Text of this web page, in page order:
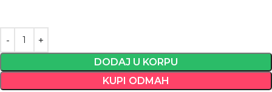
DODAJ U KORPU
KUPI ODMAH